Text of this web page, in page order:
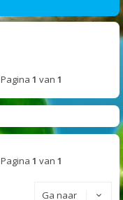
1 van 1
1 van 1
Ga naar